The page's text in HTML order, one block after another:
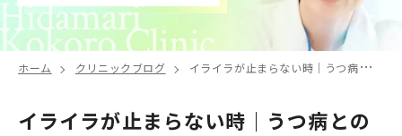
ホーム クリニックブログ イライラが止まらない時｜うつ病との関係「原因と対処法」
イライラが止まらない時｜うつ病との